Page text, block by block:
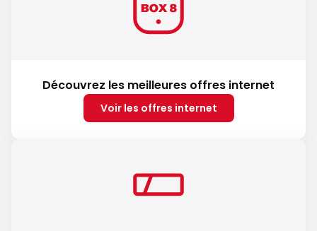
Découvrez les meilleures offres internet
Voir les offres internet